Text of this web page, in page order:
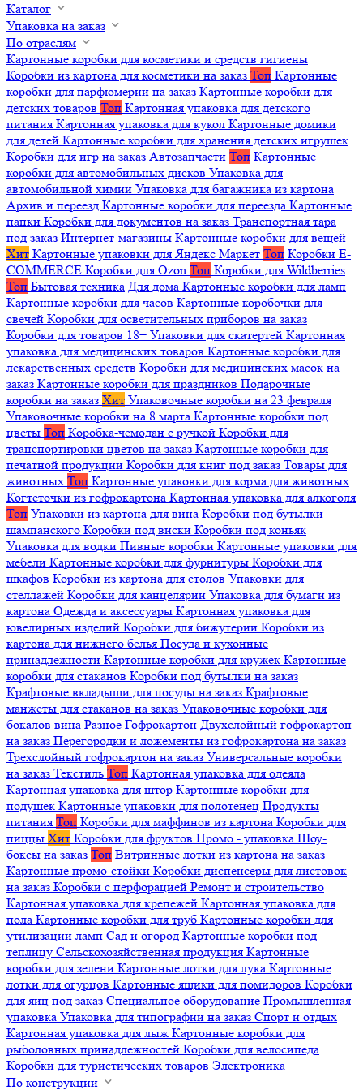
Каталог
Упаковка на заказ
По отраслям
Картонные коробки для косметики и средств гигиены
Коробки из картона для косметики на заказ Топ Картонные
коробки для парфюмерии на заказ Картонные коробки для
детских товаров Топ Картонная упаковка для детского
питания Картонная упаковка для кукол Картонные домики
для детей Картонные коробки для хранения детских игрушек
Коробки для игр на заказ Автозапчасти Топ Картонные
коробки для автомобильных дисков Упаковка для
автомобильной химии Упаковка для багажника из картона
Архив и переезд Картонные коробки для переезда Картонные
папки Коробки для документов на заказ Транспортная тара
под заказ Интернет-магазины Картонные коробки для вещей
Хит Картонные упаковки для Яндекс Маркет Топ Коробки E-
COMMERCE Коробки для Ozon Топ Коробки для Wildberries
Топ Бытовая техника Для дома Картонные коробки для ламп
Картонные коробки для часов Картонные коробочки для
свечей Коробки для осветительных приборов на заказ
Коробки для товаров 18+ Упаковки для скатертей Картонная
упаковка для медицинских товаров Картонные коробки для
лекарственных средств Коробки для медицинских масок на
заказ Картонные коробки для праздников Подарочные
коробки на заказ Хит Упаковочные коробки на 23 февраля
Упаковочные коробки на 8 марта Картонные коробки под
цветы Топ Коробка-чемодан с ручкой Коробки для
транспортировки цветов на заказ Картонные коробки для
печатной продукции Коробки для книг под заказ Товары для
животных Топ Картонные упаковки для корма для животных
Когтеточки из гофрокартона Картонная упаковка для алкоголя
Топ Упаковки из картона для вина Коробки под бутылки
шампанского Коробки под виски Коробки под коньяк
Упаковка для водки Пивные коробки Картонные упаковки для
мебели Картонные коробки для фурнитуры Коробки для
шкафов Коробки из картона для столов Упаковки для
стеллажей Коробки для канцелярии Упаковка для бумаги из
картона Одежда и аксессуары Картонная упаковка для
ювелирных изделий Коробки для бижутерии Коробки из
картона для нижнего белья Посуда и кухонные
принадлежности Картонные коробки для кружек Картонные
коробки для стаканов Коробки под бутылки на заказ
Крафтовые вкладыши для посуды на заказ Крафтовые
манжеты для стаканов на заказ Упаковочные коробки для
бокалов вина Разное Гофрокартон Двухслойный гофрокартон
на заказ Перегородки и ложементы из гофрокартона на заказ
Трехслойный гофрокартон на заказ Универсальные коробки
на заказ Текстиль Топ Картонная упаковка для одеяла
Картонная упаковка для штор Картонные коробки для
подушек Картонные упаковки для полотенец Продукты
питания Топ Коробки для маффинов из картона Коробки для
пиццы Хит Коробки для фруктов Промо - упаковка Шоу-
боксы на заказ Топ Витринные лотки из картона на заказ
Картонные промо-стойки Коробки диспенсеры для листовок
на заказ Коробки с перфорацией Ремонт и строительство
Картонная упаковка для крепежей Картонная упаковка для
пола Картонные коробки для труб Картонные коробки для
утилизации ламп Сад и огород Картонные коробки под
теплицу Сельскохозяйственная продукция Картонные
коробки для зелени Картонные лотки для лука Картонные
лотки для огурцов Картонные ящики для помидоров Коробки
для яиц под заказ Специальное оборудование Промышленная
упаковка Упаковка для типографии на заказ Спорт и отдых
Картонная упаковка для лыж Картонные коробки для
рыболовных принадлежностей Коробки для велосипеда
Коробки для туристических товаров Электроника
По конструкции